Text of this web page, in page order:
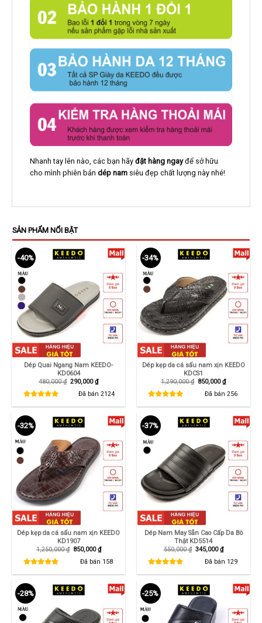
Nhanh tay lên nào, các bạn hãy đặt hàng ngayđể sở hữu
cho mình phiên bản dép nam siêu đẹp chất lượng này nhé!
SẢN PHẨM NỔI BẬT
-40%
Dép Quai Ngang Nam KEEDO-
KD0604
480,000₫ Giá
290,000₫Giá
hiện
tại
Đã bán2124
-34%
Dép kẹp da cá sấu nam xịn KEEDO
KDCS1
1,290,000₫ Giá
850,000₫Giá
hiện
tại
Đã bán256
-32%
Dép kẹp da cá sấu nam xịn KEEDO
KD1907
1,250,000₫ Giá
850,000₫Giá
hiện
tại
Đã bán 158
-37%
Dép Nam May Sẵn Cao Cấp Da Bò
Thật KD5514
550,000₫ Giá
345,000₫Giá
hiện
tại
Đã bán 129
-28% -25%